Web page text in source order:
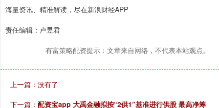
海量资讯、精准解读，尽在新浪财经APP
责任编辑：卢昱君
有富策略配资提示：文章来自网络，不代表本站观点。
上一篇：没有了
下一篇： 配资宝app 大禹金融拟按“2供1”基准进行供股 最高净筹